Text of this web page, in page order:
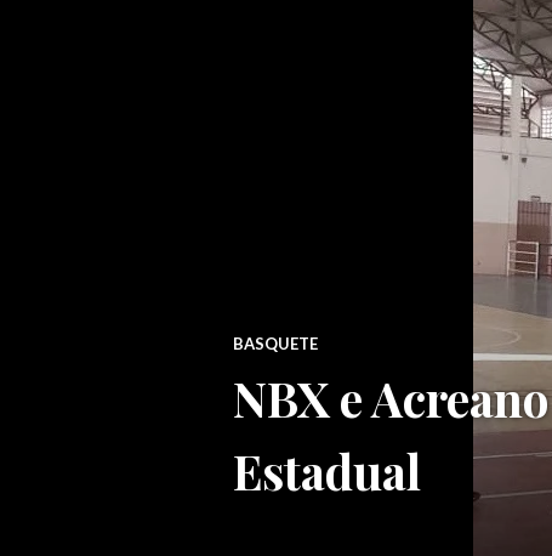
BASQUETE
NBX e
Estadual